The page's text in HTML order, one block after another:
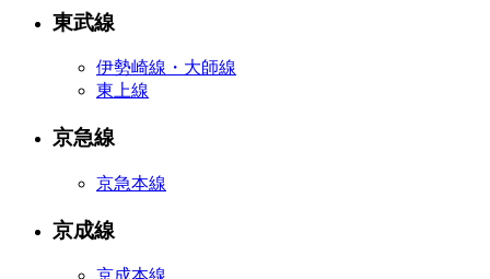
東武線
伊勢崎線・大師線
東上線
京急線
京急本線
京成線